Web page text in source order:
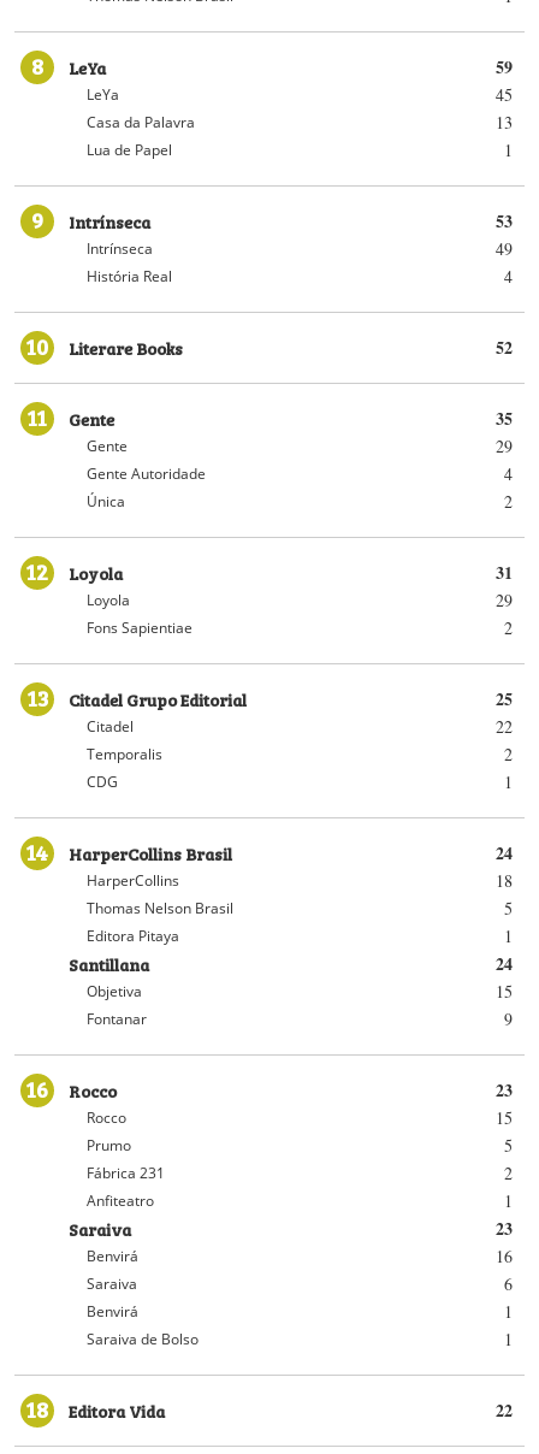
8 59
LeYa
45
LeYa
13
Casa da Palavra
1
Lua de Papel
9 53
Intrínseca
49
Intrínseca
4
História Real
10 52
Literare Books
11 35
Gente
29
Gente
4
Gente Autoridade
2
Única
12 31
Loyola
29
Loyola
2
Fons Sapientiae
13 25
Citadel Grupo Editorial
22
Citadel
2
Temporalis
1
CDG
14 24
HarperCollins Brasil
18
HarperCollins
5
Thomas Nelson Brasil
1
Editora Pitaya
24
Santillana
15
Objetiva
9
Fontanar
16 23
Rocco
15
Rocco
5
Prumo
2
Fábrica 231
1
Anfiteatro
23
Saraiva
16
Benvirá
6
Saraiva
1
Benvirá
1
Saraiva de Bolso
18 22
Editora Vida